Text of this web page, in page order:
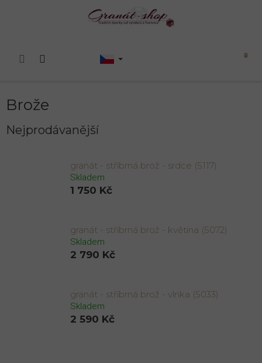
Nákupní
Brože
Nejprodávanější
granát - stříbrná brož - srdce (5117)
Skladem
1 750 Kč
granát - stříbrná brož - květina (5072)
Skladem
2 790 Kč
granát - stříbrná brož - vlnka (5033)
Skladem
2 590 Kč